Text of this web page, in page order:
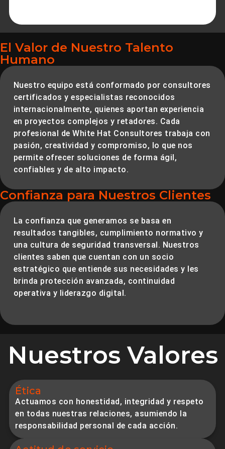
El Valor de Nuestro Talento
Humano
Nuestro equipo está conformado por consultores
certificados y especialistas reconocidos
internacionalmente, quienes aportan experiencia
en proyectos complejos y retadores. Cada
profesional de White Hat Consultores trabaja con
pasión, creatividad y compromiso, lo que nos
permite ofrecer soluciones de forma ágil,
confiables y de alto impacto.
Confianza para Nuestros Clientes
La confianza que generamos se basa en
resultados tangibles, cumplimiento normativo y
una cultura de seguridad transversal. Nuestros
clientes saben que cuentan con un socio
estratégico que entiende sus necesidades y les
brinda protección avanzada, continuidad
operativa y liderazgo digital.
Nuestros Valores
Ética
Actuamos con honestidad, integridad y respeto
en todas nuestras relaciones, asumiendo la
responsabilidad personal de cada acción.